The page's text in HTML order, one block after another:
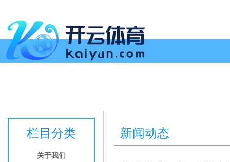
栏目分类
关于我们
新闻动态